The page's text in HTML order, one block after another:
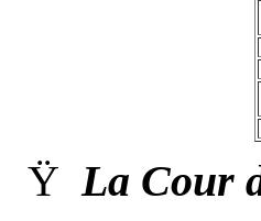
Ÿ La Cour